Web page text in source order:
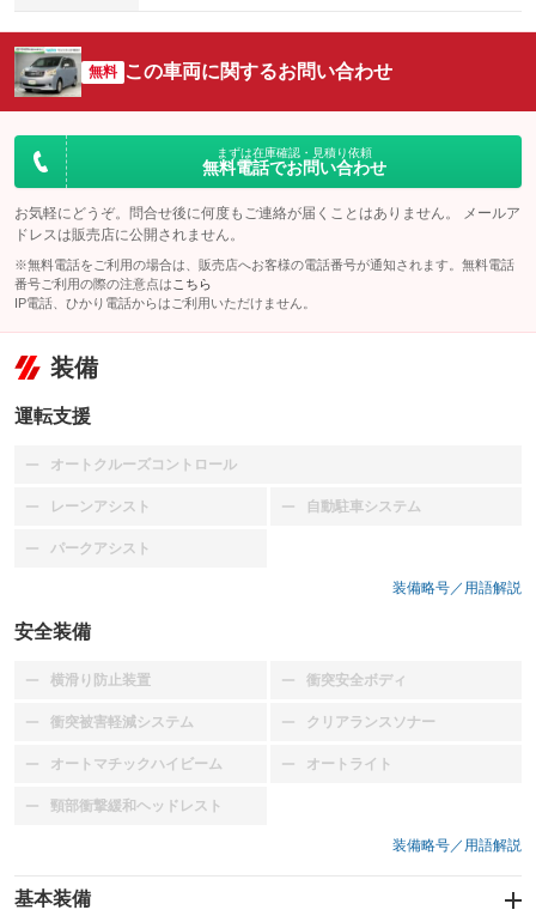
無料 この車両に関するお問い合わせ
まずは在庫確認・見積り依頼
無料電話でお問い合わせ
お気軽にどうぞ。問合せ後に何度もご連絡が届くことはありません。 メールア
ドレスは販売店に公開されません。
※無料電話をご利用の場合は、販売店へお客様の電話番号が通知されます。無料電話
番号ご利用の際の注意点は こちら
IP電話、ひかり電話からはご利用いただけません。
装備
運転支援
オートクルーズコントロール
：装備なし
レーンアシスト
：装備なし 自動駐車システム
：装備なし
パークアシスト
：装備なし
装備略号／用語解説
安全装備
横滑り防止装置
：装備なし 衝突安全ボディ
：装備なし
衝突被害軽減システム
：装備なし クリアランスソナー
：装備なし
オートマチックハイビーム
：装備なし オートライト
：装備なし
頸部衝撃緩和ヘッドレスト
：装備なし
装備略号／用語解説
基本装備